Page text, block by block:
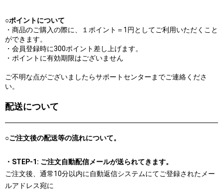
○ポイントについて
・商品のご購入の際に、１ポイント＝1円としてご利用いただくこと
ができます。
・会員登録時に300ポイント差し上げます。
・ポイントに有効期限はございません
ご不明な点がございましたらサポートセンターまでご連絡くださ
い。
配送について
○ご注文後の配送等の流れについて。
・STEP-1: ご注文自動配信メールが送られてきます。
ご注文後、通常10分以内に自動返信システムにてご登録されたメー
ルアドレス宛に